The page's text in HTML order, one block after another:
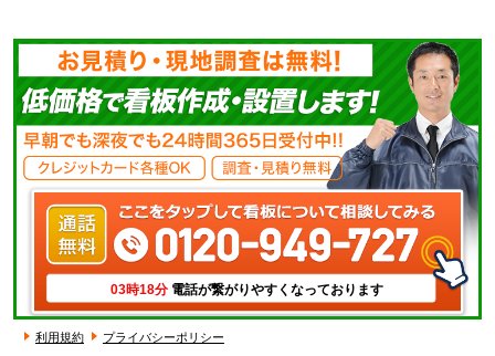
03時18分 電話が繋がりやすくなっております
利用規約 プライバシーポリシー